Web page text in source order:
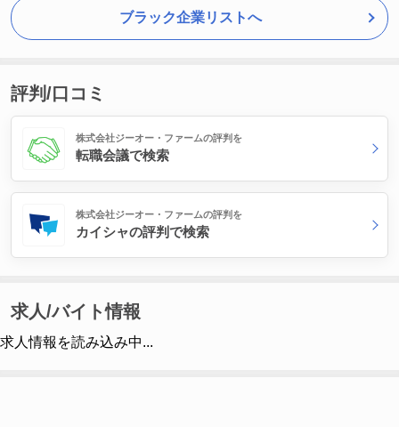
ブラック企業リストへ
評判/口コミ
株式会社ジーオー・ファームの評判を
転職会議で検索
株式会社ジーオー・ファームの評判を
カイシャの評判で検索
求人/バイト情報
求人情報を読み込み中...